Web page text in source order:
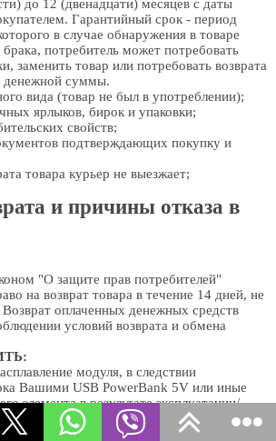
до 12 (двенадцати) месяцев с даты
Гарантийный срок - период
в случае обнаружения в товаре
потребитель может потребовать
заменить товар или потребовать возврата
денежной суммы.
вида (товар не был в употреблении);
ярлыков, бирок и упаковки;
свойств;
подтверждающих покупку и
товара курьер не выезжает;
и причины отказа в
"О защите прав потребителей"
на возврат товара в течение 14 дней, не
оплаченных денежных средств
условий возврата и обмена
модуля, в следствии
Вашими USB PowerBank 5V или иные
элемента в результате эксплуатации/
случаем.
работоспособность стелек/перчаток/носок/